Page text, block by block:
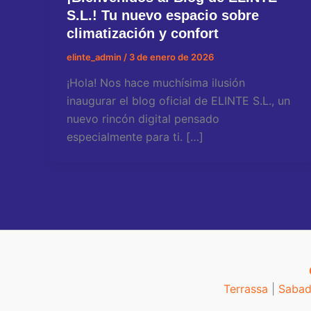
S.L.! Tu nuevo espacio sobre
climatización y confort
elinte_admin / 3 de enero de 2026
¡Hola! Nos hace muchísima ilusión
inaugurar el blog oficial de ELINTE S.L., un
nuevo rincón digital pensado
especialmente para ti. […]
Terrassa